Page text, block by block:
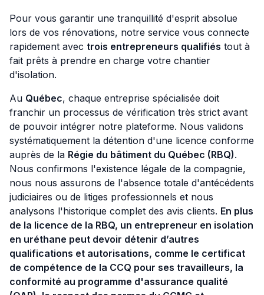
Pour vous garantir une tranquillité d'esprit absolue
lors de vos rénovations, notre service vous connecte
rapidement avec trois entrepreneurs qualifiés tout à
fait prêts à prendre en charge votre chantier
d'isolation.
Au Québec, chaque entreprise spécialisée doit
franchir un processus de vérification très strict avant
de pouvoir intégrer notre plateforme. Nous validons
systématiquement la détention d'une licence conforme
auprès de la Régie du bâtiment du Québec (RBQ).
Nous confirmons l'existence légale de la compagnie,
nous nous assurons de l'absence totale d'antécédents
judiciaires ou de litiges professionnels et nous
analysons l'historique complet des avis clients. En plus
de la licence de la RBQ, un entrepreneur en isolation
en uréthane peut devoir détenir d’autres
qualifications et autorisations, comme le certificat
de compétence de la CCQ pour ses travailleurs, la
conformité au programme d'assurance qualité